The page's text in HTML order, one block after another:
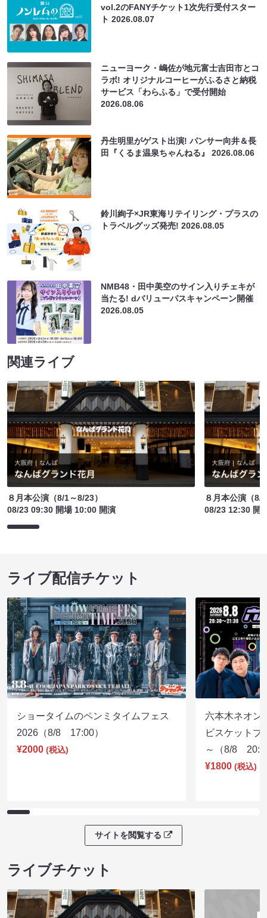
vol.2のFANYチケット1次先行受付スター
ト2026.08.07
ニューヨーク・嶋佐が地元富士吉田市とコ
ラボ! オリジナルコーヒーがふるさと納税
サービス「わらふる」で受付開始
2026.08.06
丹生明里がゲスト出演! パンサー向井＆長
田『くるま温泉ちゃんねる』2026.08.06
鈴川絢子×JR東海リテイリング・プラスの
トラベルグッズ発売!2026.08.05
NMB48・田中美空のサイン入りチェキが
当たる! dバリューパスキャンペーン開催
2026.08.05
関連ライブ
８月本公演（8/1～8/23）
08/23 09:30 開場 10:00 開演
８月本公演（8/
08/23 12:30 開
ライブ配信チケット
ショータイムのペンミタイムフェス
2026（8/8 17:00）
¥2000 (税込)
六本木ネオン
ビスケットブ
～（8/8
¥1800 (税込)
サイトを閲覧する
ライブチケット